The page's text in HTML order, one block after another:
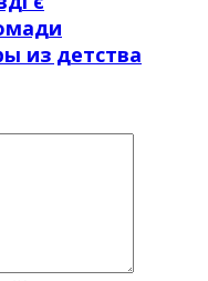
из детства